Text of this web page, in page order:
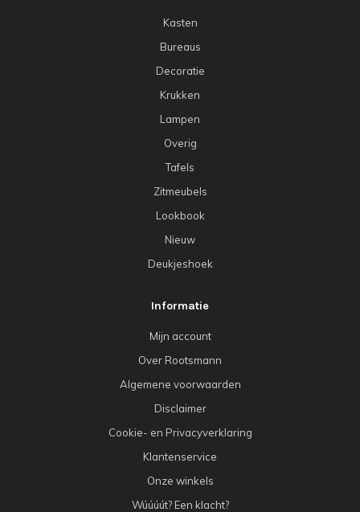
Kasten
Bureaus
Decoratie
Krukken
Lampen
Overig
Tafels
Zitmeubels
Lookbook
Nieuw
Deukjeshoek
Informatie
Mijn account
Over Rootsmann
Algemene voorwaarden
Disclaimer
Cookie- en Privacyverklaring
Klantenservice
Onze winkels
Wúúúút? Een klacht?